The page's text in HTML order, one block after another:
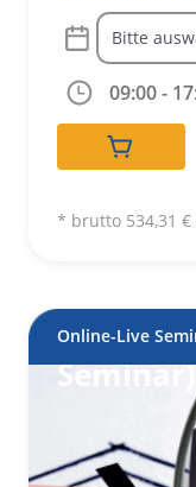
r
a
e
:
09:00 -
* brutto 534,31 €
Online-Live
VOB-
Seminar)